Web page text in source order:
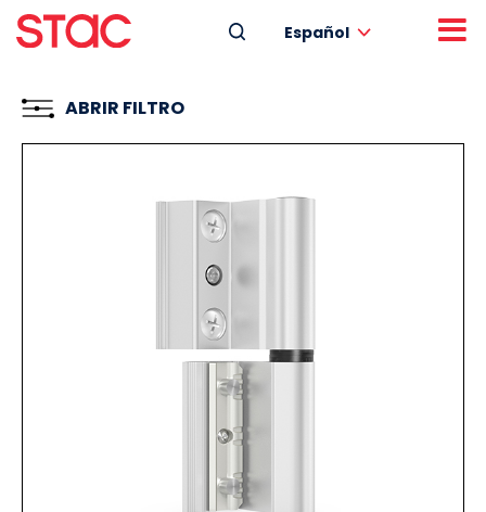
Español
ABRIR FILTRO